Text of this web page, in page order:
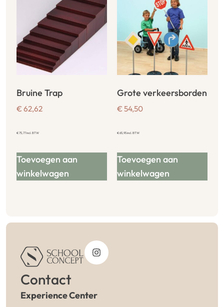
Bruine Trap
€ 62,62
€75,77incl. BTW
Toevoegen aan
winkelwagen
Grote verkeersborden
€ 54,50
€65,95incl. BTW
Toevoegen aan
winkelwagen
Contact
Experience Center